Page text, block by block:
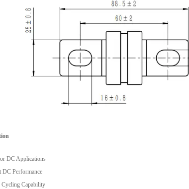
DC Applications
DC Performance
Cycling Capability